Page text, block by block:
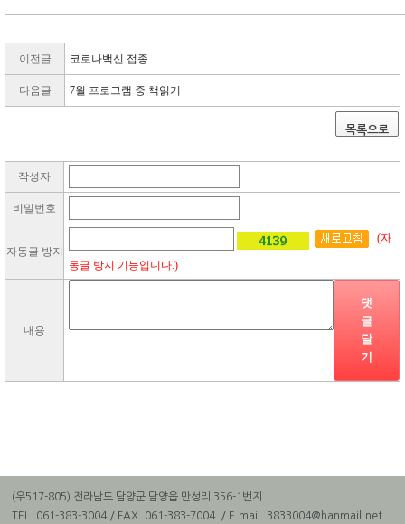
이전글 코로나백신 접종
다음글 7월 프로그램 중 책읽기
목록으로
작성자
비밀번호
자동글 방지
(자
동글 방지 기능입니다.)
내용
댓
글
달
기
(우517-805) 전라남도 담양군 담양읍 만성리 356-1번지
TEL. 061-383-3004 / FAX. 061-383-7004 / E.mail. 3833004@hanmail.net